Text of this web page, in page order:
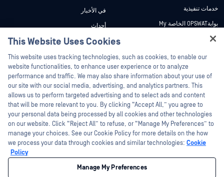
خدمات تنفيذية
بوابةOPSWAT الخاصة My
وثائق تقنية
دورات تدريبية
برنامج الثغرات الأمنية
Partners
شهادات
شركاء التكنولوجيا
برنامج شركاء القنوات
في الأخبار
أحداث
ندوات عبر الإنترنت
أوراق البيانات
مستندات تقنية
أدوات مجانية
©2026 OPSWAT . جميع الحقوق محفوظة. OPSWAT و MetaDefender و Metascan و
MetaAccess OPSWAT و Trust no File. Trust No Device. و OPSWAT و Protecting the
This Website Uses Cookies
This website uses tracking technologies, such as cookies, to enable our
website functionalities, to enhance user experience or to analyze
performance and traffic. We may also share information about your use of
our site with our social media, advertising, and analytics partners. This
allows us to perform targeted advertising and to select ads and content
that will be more relevant to you. By clicking “Accept All,” you agree to
your personal data being processed by all cookies and other technologies
on our website. Click “Reject All” to refuse, or “Manage My Preferences” to
manage your choices. See our Cookie Policy for more details on the how
we process your data through cookies and similar technologies: Cookie
Policy
Manage My Preferences
Hey there!
I'm Ozzy, your OPSWAT virtual assistant.
How can I help you secure what's critical
today?